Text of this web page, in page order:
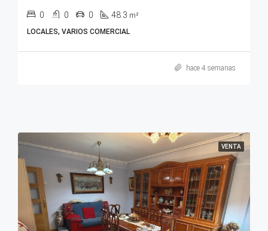
0 0 0 48.3 m²
LOCALES, VARIOS COMERCIAL
hace 4 semanas
VENTA